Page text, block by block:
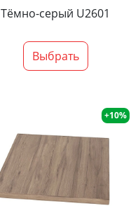
Тёмно-серый U2601
Выбрать
+10%